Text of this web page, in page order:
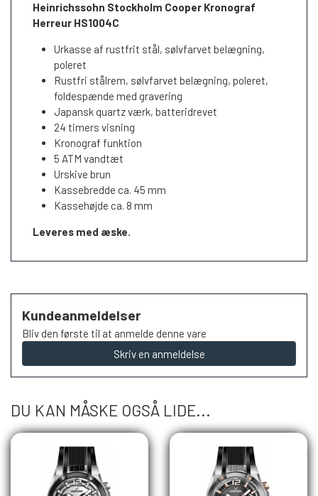
Heinrichssohn Stockholm Cooper Kronograf
Herreur HS1004C
Urkasse af rustfrit stål, sølvfarvet belægning,
poleret
Rustfri stålrem, sølvfarvet belægning, poleret,
foldespænde med gravering
Japansk quartz værk, batteridrevet
24 timers visning
Kronograf funktion
5 ATM vandtæt
Urskive brun
Kassebredde ca. 45 mm
Kassehøjde ca. 8 mm
Leveres med æske.
Kundeanmeldelser
Bliv den første til at anmelde denne vare
Skriv en anmeldelse
DU KAN MÅSKE OGSÅ LIDE...